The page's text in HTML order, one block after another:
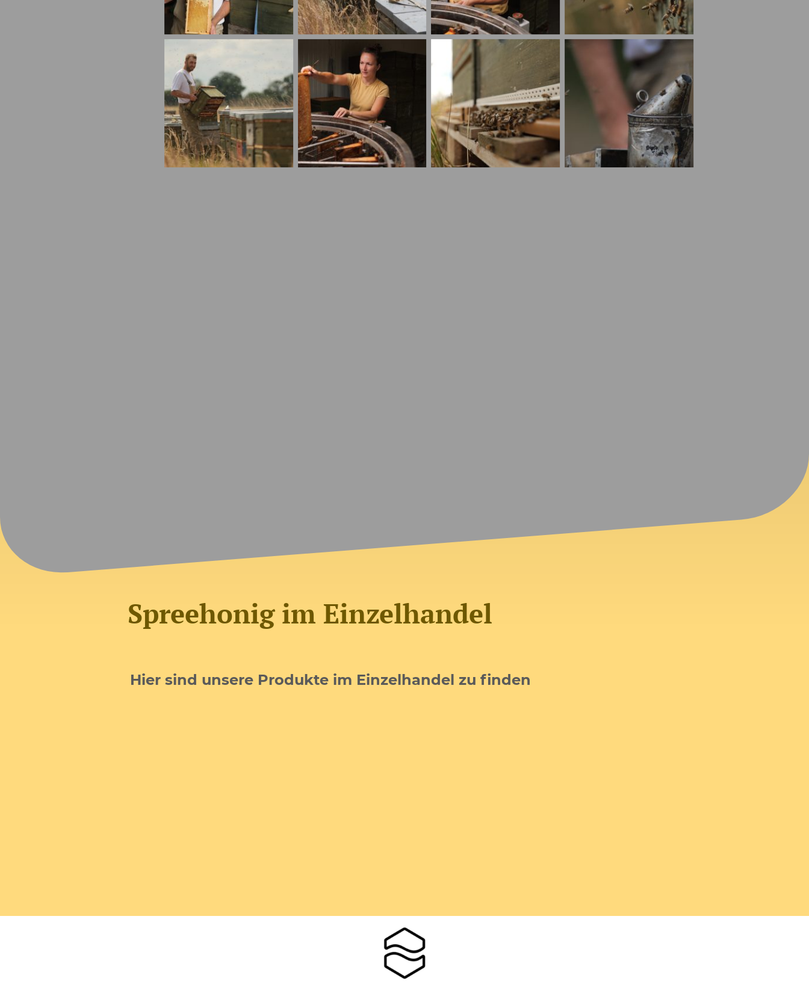
Spreehonig im Einzelhandel
Hier sind unsere Produkte im Einzelhandel zu finden